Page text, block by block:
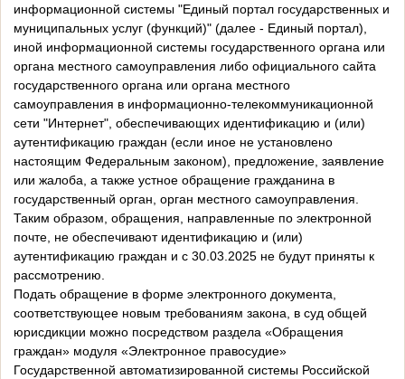
информационной системы "Единый портал государственных и
муниципальных услуг (функций)" (далее - Единый портал),
иной информационной системы государственного органа или
органа местного самоуправления либо официального сайта
государственного органа или органа местного
самоуправления в информационно-телекоммуникационной
сети "Интернет", обеспечивающих идентификацию и (или)
аутентификацию граждан (если иное не установлено
настоящим Федеральным законом), предложение, заявление
или жалоба, а также устное обращение гражданина в
государственный орган, орган местного самоуправления.
Таким образом, обращения, направленные по электронной
почте, не обеспечивают идентификацию и (или)
аутентификацию граждан и с 30.03.2025 не будут приняты к
рассмотрению.
Подать обращение в форме электронного документа,
соответствующее новым требованиям закона, в суд общей
юрисдикции можно посредством раздела «Обращения
граждан» модуля «Электронное правосудие»
Государственной автоматизированной системы Российской